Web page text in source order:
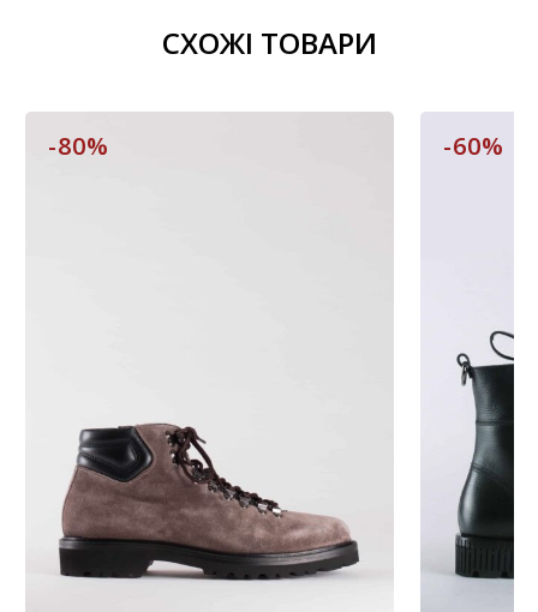
СХОЖІ ТОВАРИ
-80% -60%